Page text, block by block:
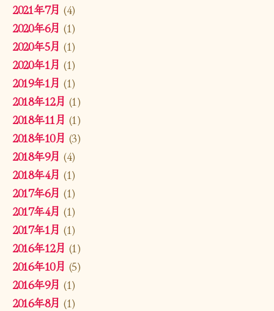
2021年7月 (4)
2020年6月 (1)
2020年5月 (1)
2020年1月 (1)
2019年1月 (1)
2018年12月 (1)
2018年11月 (1)
2018年10月 (3)
2018年9月 (4)
2018年4月 (1)
2017年6月 (1)
2017年4月 (1)
2017年1月 (1)
2016年12月 (1)
2016年10月 (5)
2016年9月 (1)
2016年8月 (1)